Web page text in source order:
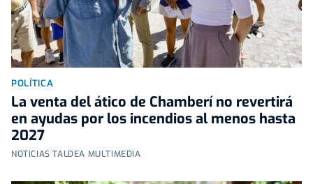
POLÍTICA
La venta del ático de Chamberí no revertirá
en ayudas por los incendios al menos hasta
2027
NOTICIAS TALDEA MULTIMEDIA